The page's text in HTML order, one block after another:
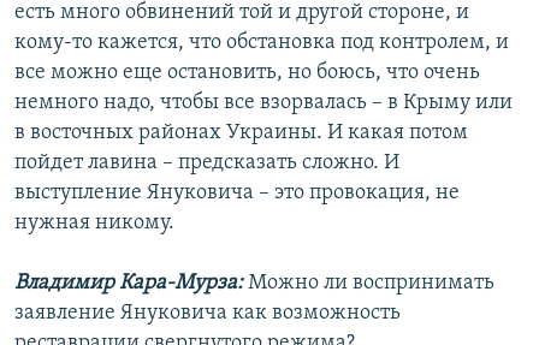
есть много обвинений той и другой стороне, и
кому-то кажется, что обстановка под контролем, и
все можно еще остановить, но боюсь, что очень
немного надо, чтобы все взорвалась – в Крыму или
в восточных районах Украины. И какая потом
пойдет лавина – предсказать сложно. И
выступление Януковича – это провокация, не
нужная никому.
Владимир Кара-Мурза:Можно ли воспринимать
заявление Януковича как возможность